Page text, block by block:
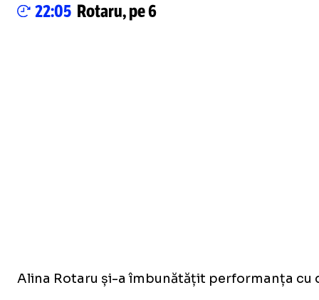
22:05 Rotaru, pe 6
Alina Rotaru și-a îmbunătățit performanța cu